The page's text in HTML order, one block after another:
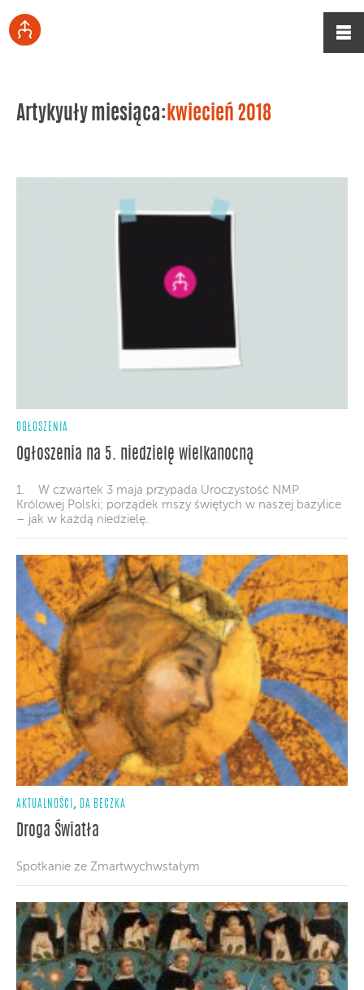
Artykyuły miesiąca: kwiecień 2018
OGŁOSZENIA
Ogłoszenia na 5. niedzielę wielkanocną
1. W czwartek 3 maja przypada Uroczystość NMP
Królowej Polski; porządek mszy świętych w naszej bazylice
– jak w każdą niedzielę.
AKTUALNOŚCI , DA BECZKA
Droga Światła
Spotkanie ze Zmartwychwstałym